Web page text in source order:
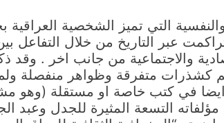
والنفسية التي تميز الشخصية
عبر التاريخ من خلال التفاعل بين
والاجتماعية من جانب اخر . وقد
كشذرات متفرقة وظواهر منفصلة
في كتب خاصة او مستقلة (وهو
التسعة المثيرة للجدل وعبد